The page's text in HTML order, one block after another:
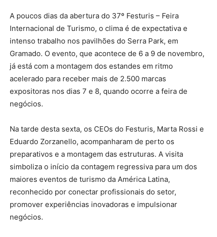
A poucos dias da abertura do 37º Festuris – Feira
Internacional de Turismo, o clima é de expectativa e
intenso trabalho nos pavilhões do Serra Park, em
Gramado. O evento, que acontece de 6 a 9 de novembro,
já está com a montagem dos estandes em ritmo
acelerado para receber mais de 2.500 marcas
expositoras nos dias 7 e 8, quando ocorre a feira de
negócios.
Na tarde desta sexta, os CEOs do Festuris, Marta Rossi e
Eduardo Zorzanello, acompanharam de perto os
preparativos e a montagem das estruturas. A visita
simboliza o início da contagem regressiva para um dos
maiores eventos de turismo da América Latina,
reconhecido por conectar profissionais do setor,
promover experiências inovadoras e impulsionar
negócios.